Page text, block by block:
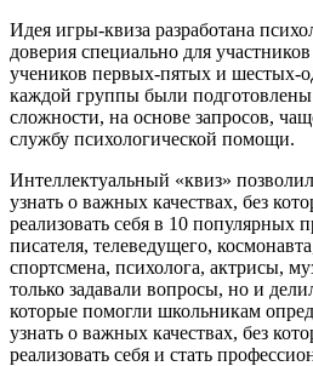
Идея игры-квиза разработана
доверия специально для
учеников первых-пятых и шестых-
каждой группы были
сложности, на основе запросов,
службу психологической помощи.
Интеллектуальный «квиз»
узнать о важных качествах, без
реализовать себя в 10 популярных
писателя, телеведущего,
спортсмена, психолога, актрисы,
только задавали вопросы, но и
которые помогли школьникам
узнать о важных качествах, без
реализовать себя и стать